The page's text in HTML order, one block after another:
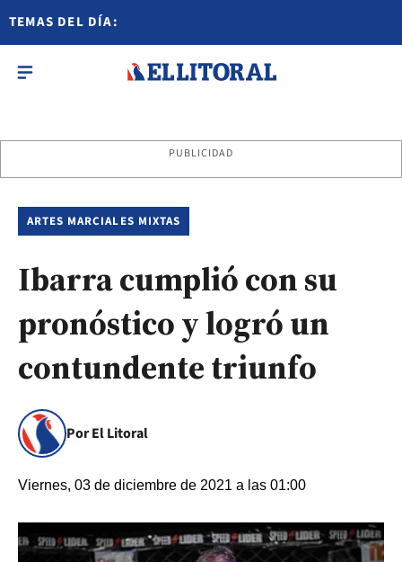
TEMAS DEL DÍA:
PUBLICIDAD
ARTES MARCIALES MIXTAS
Ibarra cumplió con su
pronóstico y logró un
contundente triunfo
Por El Litoral
Viernes, 03 de diciembre de 2021 a las 01:00